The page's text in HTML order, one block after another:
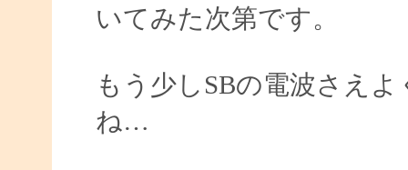
いてみた次第です。
もう少しSBの電波さえ
ね…